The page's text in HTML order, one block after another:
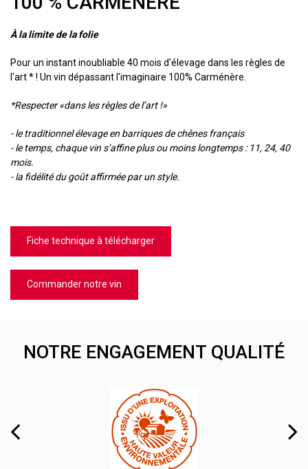
À la limite de la folie
Pour un instant inoubliable 40 mois d'élevage dans les règles de
l'art * ! Un vin dépassant l'imaginaire 100% Carménère .
*Respecter «dans les règles de l’art !»
- le traditionnel élevage en barriques de chênes français
- le temps, chaque vin s’affine plus ou moins longtemps : 11, 24, 40
mois.
- la fidélité du goût affirmée par un style.
Fiche technique à télécharger
Commander notre vin
NOTRE ENGAGEMENT QUALITÉ